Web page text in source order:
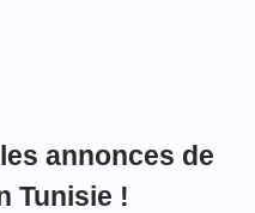
annonces de
Tunisie !